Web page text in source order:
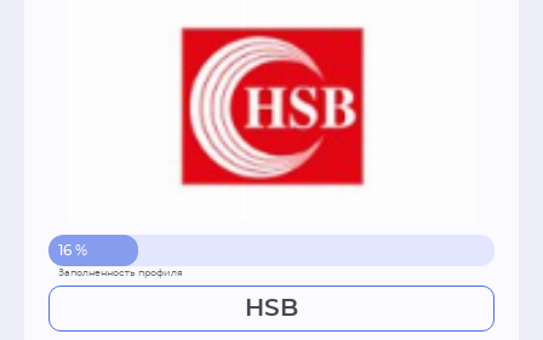
помогут Вам подобрать необходимые
запчасти по VIN-коду. Мы доставим Ваш заказ
в удобное для Вас место. Возможен
самовывоз. На все запчасти предоставляется
16 %
HSB